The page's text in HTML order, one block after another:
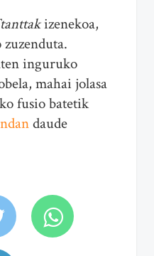
izenekoa,
inguruko
mahai jolasa
fusio batetik
daude